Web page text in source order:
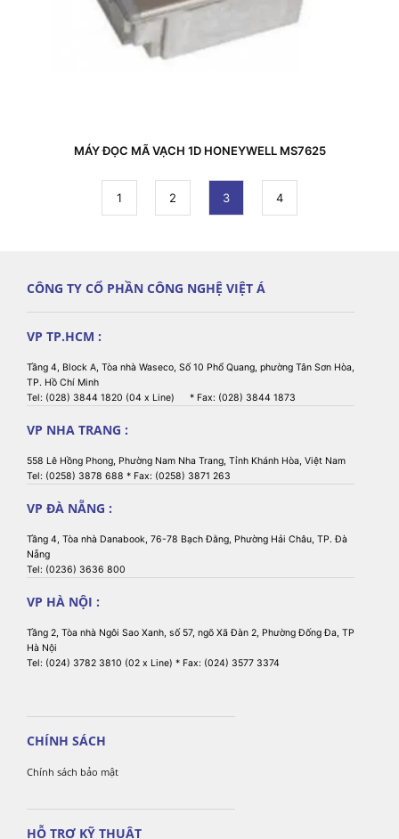
MÁY ĐỌC MÃ VẠCH 1D HONEYWELL MS7625
1 2 3 4
CÔNG TY CỔ PHẦN CÔNG NGHỆ VIỆT Á
VP TP.HCM :
Tầng 4, Block A, Tòa nhà Waseco, Số 10 Phổ Quang, phường Tân Sơn Hòa,
TP. Hồ Chí Minh
Tel: (028) 3844 1820 (04 x Line) * Fax: (028) 3844 1873
VP NHA TRANG :
558 Lê Hồng Phong, Phường Nam Nha Trang, Tỉnh Khánh Hòa, Việt Nam
Tel: (0258) 3878 688 * Fax: (0258) 3871 263
VP ĐÀ NẴNG :
Tầng 4, Tòa nhà Danabook, 76-78 Bạch Đằng, Phường Hải Châu, TP. Đà
Nẵng
Tel: (0236) 3636 800
VP HÀ NỘI :
Tầng 2, Tòa nhà Ngôi Sao Xanh, số 57, ngõ Xã Đàn 2, Phường Đống Đa, TP
Hà Nội
Tel: (024) 3782 3810 (02 x Line) * Fax: (024) 3577 3374
CHÍNH SÁCH
Chính sách bảo mật
HỖ TRỢ KỸ THUẬT